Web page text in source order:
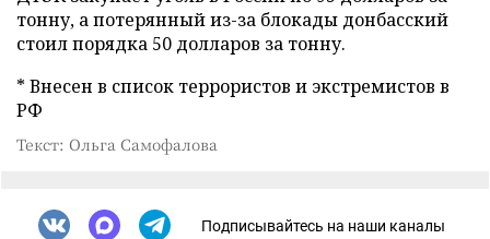
тонну, а потерянный из-за блокады донбасский
стоил порядка 50 долларов за тонну.
* Внесен в список террористов и экстремистов в
РФ
Текст: Ольга Самофалова
Подписывайтесь на наши каналы